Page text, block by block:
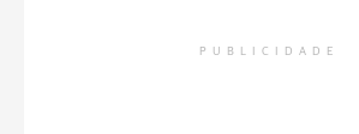
PUBLICIDADE